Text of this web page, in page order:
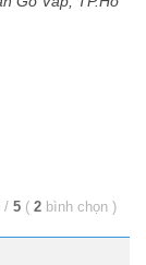
/ 5 ( 2 bình chọn )